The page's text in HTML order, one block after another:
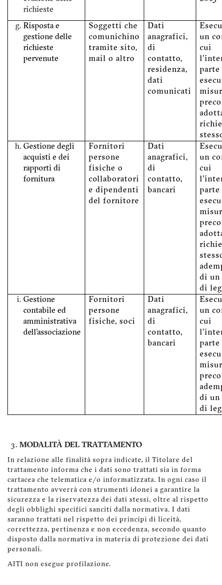
richieste
Risposta e
gestione delle
richieste
pervenute
Soggetti che
comunichino
tramite sito,
mail o altro
Dati
anagrafici,
di
contatto,
residenza,
dati
comunicati
un
cui
parte
Gestione degli
acquisti e dei
rapporti di
fornitura
Fornitori
persone
fisiche o
collaboratori
e dipendenti
del fornitore
Dati
anagrafici,
di
contatto,
bancari
un
cui
parte
di un
di
Gestione
contabile ed
amministrativa
dell'associazione
Fornitori
persone
fisiche, soci
Dati
anagrafici,
di
contatto,
bancari
un
cui
parte
di un
di
MODALITÀ DEL TRATTAMENTO
In relazione alle finalità sopra indicate, il Titolare del
trattamento informa che i dati sono trattati sia in forma
cartacea che telematica e/o informatizzata. In ogni caso il
trattamento avverrà con strumenti idonei a garantire la
sicurezza e la riservatezza dei dati stessi, oltre al rispetto
degli obblighi specifici sanciti dalla normativa. I dati
saranno trattati nel rispetto dei principi di liceità,
correttezza, pertinenza e non eccedenza, secondo quanto
disposto dalla normativa in materia di protezione dei dati
personali.
AITI non esegue profilazione.